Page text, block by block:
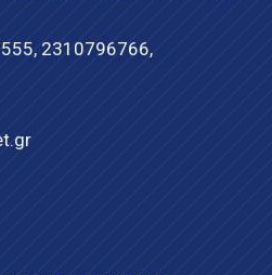
, 2310796766,